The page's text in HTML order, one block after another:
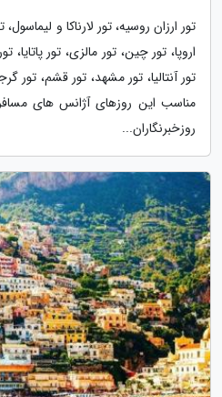
تور ارزان روسیه، تور لارناکا و
اروپا، تور چین، تور مالزی، تور پاتایا،
تور آنتالیا، تور مشهد، تور قشم، تور
مناسب این روزهای آژانس های
روزخبرنگاران...